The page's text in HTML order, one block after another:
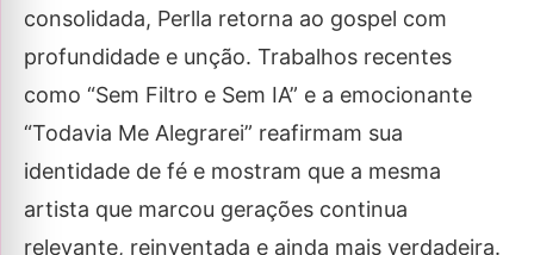
consolidada, Perlla retorna ao gospel com
profundidade e unção. Trabalhos recentes
como “Sem Filtro e Sem IA” e a emocionante
“Todavia Me Alegrarei” reafirmam sua
identidade de fé e mostram que a mesma
artista que marcou gerações continua
relevante, reinventada e ainda mais verdadeira.